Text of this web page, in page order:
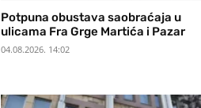
Potpuna obustava saobraćaja u
ulicama Fra Grge Martića i Pazar
04.08.2026. 14:02